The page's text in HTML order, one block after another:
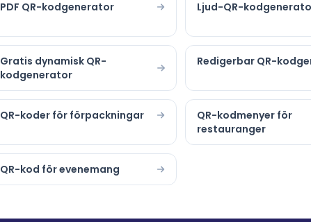
PDF QR-kodgenerator Ljud-QR-
Gratis dynamisk QR-
kodgenerator
Redigerbar QR-
QR-koder för förpackningar
QR-kodmenyer för
restauranger
QR-kod för evenemang